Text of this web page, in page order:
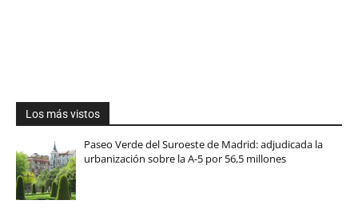
Los más vistos
Paseo Verde del Suroeste de Madrid: adjudicada la
urbanización sobre la A-5 por 56,5 millones